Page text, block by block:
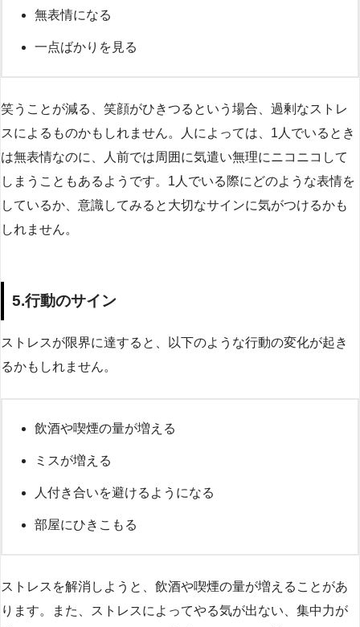
無表情になる
一点ばかりを見る
笑うことが減る、笑顔がひきつるという場合、過剰なストレ
スによるものかもしれません。人によっては、1人でいるとき
は無表情なのに、人前では周囲に気遣い無理にニコニコして
しまうこともあるようです。1人でいる際にどのような表情を
しているか、意識してみると大切なサインに気がつけるかも
しれません。
5.行動のサイン
ストレスが限界に達すると、以下のような行動の変化が起き
るかもしれません。
飲酒や喫煙の量が増える
ミスが増える
人付き合いを避けるようになる
部屋にひきこもる
ストレスを解消しようと、飲酒や喫煙の量が増えることがあ
ります。また、ストレスによってやる気が出ない、集中力が